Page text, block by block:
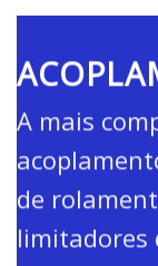
A mais
de
limitadores